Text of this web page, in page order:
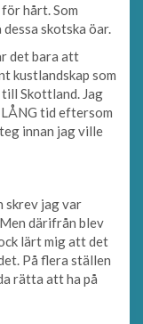
hårt. Som
skotska öar.
det bara att
kustlandskap som
Skottland. Jag
tid eftersom
innan jag ville
skrev jag var
därifrån blev
lärt mig att det
På flera ställen
rätta att ha på